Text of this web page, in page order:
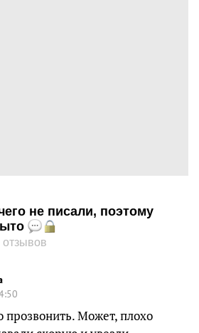
не писали, поэтому
отзывов
Может, плохо